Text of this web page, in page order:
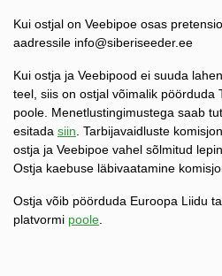
Kui ostjal on Veebipoe osas
aadressile info@siberiseeder.ee
Kui ostja ja Veebipood ei suuda
teel, siis on ostjal võimalik pöörduda
poole. Menetlustingimustega saab
esitada siin . Tarbijavaidluste
ostja ja Veebipoe vahel sõlmitud
Ostja kaebuse läbivaatamine
Ostja võib pöörduda Euroopa Liidu
platvormi poole